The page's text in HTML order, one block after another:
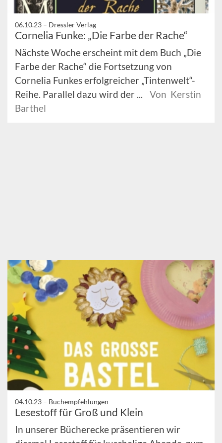
06.10.23 – Dressler Verlag
Cornelia Funke: „Die Farbe der Rache“
Nächste Woche erscheint mit dem Buch „Die
Farbe der Rache“ die Fortsetzung von
Cornelia Funkes erfolgreicher „Tintenwelt“-
Reihe. Parallel dazu wird der ...
Von Kerstin
Barthel
04.10.23 – Buchempfehlungen
Lesestoff für Groß und Klein
In unserer Bücherecke präsentieren wir